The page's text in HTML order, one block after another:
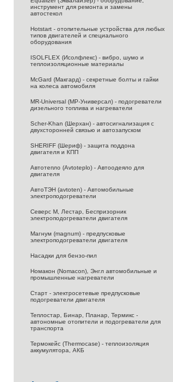
инструмент для ремонта и замены
автостекол
Hotstart - отопительные устройства для любых
типов двигателей и специального
оборудования
ISOLFLEX (Исолфлекс) - вибро, шумо и
теплоизоляционные материалы
McGard (Макгард) - секретные болты и гайки
на колеса автомобиля
MR-Universal (МР-Универсал) - подогреватели
дизельного топлива и нагреватели
Scher-Khan (Шерхан) - автосигнализация с
двухсторонней связью и автозапуском
SHERIFF (Шериф) - защита поддона
двигателя и КПП
Автотепло (Avtoteplo) - Автоодеяло для
двигателя
АвтоТЭН (avtoten) - Автомобильные
электроподогреватели
Северс M, Лестар, Беспризорник
электроподогреватели двигателя
Магнум (magnum) - предпусковые
электроподогреватели двигателя
Насадки для бензо-пил
Номакон (Nomacon), Энгл автомобильные и
промышленные нагреватели
Старт - электросетевые предпусковые
подогреватели двигателя
Теплостар, Бинар, Планар, Термикс -
автономные отопители и подогреватели для
транспорта
Термокейс (Thermocase) - теплоизоляция
аккумулятора, АКБ